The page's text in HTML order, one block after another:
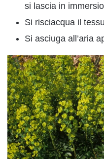
si lascia in
Si risciacqua il
Si asciuga all’aria